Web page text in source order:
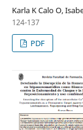
Karla K Calo O,
124-137
PDF